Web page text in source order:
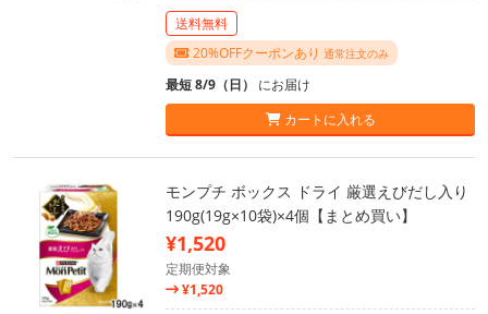
送料無料
20%OFFクーポンあり 通常注文のみ
最短 8/9（日） にお届け
カートに入れる
モンプチ ボックス ドライ 厳選えびだし入り
190g(19g×10袋)×4個【まとめ買い】
¥1,520
定期便対象
¥1,520